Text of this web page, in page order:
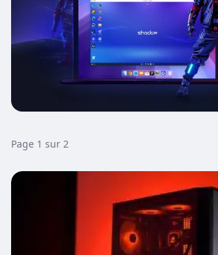
Page 1 sur 2